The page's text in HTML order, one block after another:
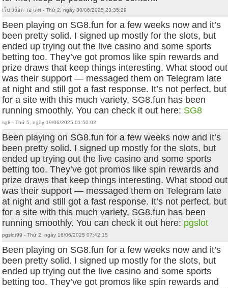
เว็บ สล็อต วอ เลท - Thứ 2, ngày 30/06/2025 23:35:29
Been playing on SG8.fun for a few weeks now and it’s
been pretty solid. I signed up mostly for the slots, but
ended up trying out the live casino and some sports
betting too. They’ve got promos like spin rewards and
prize draws that keep things interesting. What stood out
was their support — messaged them on Telegram late
at night and still got a fast response. It’s not perfect, but
for a site with this much variety, SG8.fun has been
running smoothly. You can check it out here: SG8
sg8 - Thứ 5, ngày 19/06/2025 01:50:02
Been playing on SG8.fun for a few weeks now and it’s
been pretty solid. I signed up mostly for the slots, but
ended up trying out the live casino and some sports
betting too. They’ve got promos like spin rewards and
prize draws that keep things interesting. What stood out
was their support — messaged them on Telegram late
at night and still got a fast response. It’s not perfect, but
for a site with this much variety, SG8.fun has been
running smoothly. You can check it out here: pgslot
pgslot99 - Thứ 2, ngày 16/06/2025 07:42:15
Been playing on SG8.fun for a few weeks now and it’s
been pretty solid. I signed up mostly for the slots, but
ended up trying out the live casino and some sports
betting too. They’ve got promos like spin rewards and